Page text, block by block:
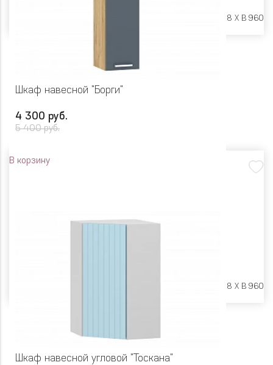
Ш 400 X Г 318 X В 960
Шкаф навесной "Борги"
4 300 руб.
5 400 руб.
В корзину
Ш 300 X Г 318 X В 960
Шкаф навесной угловой "Тоскана"